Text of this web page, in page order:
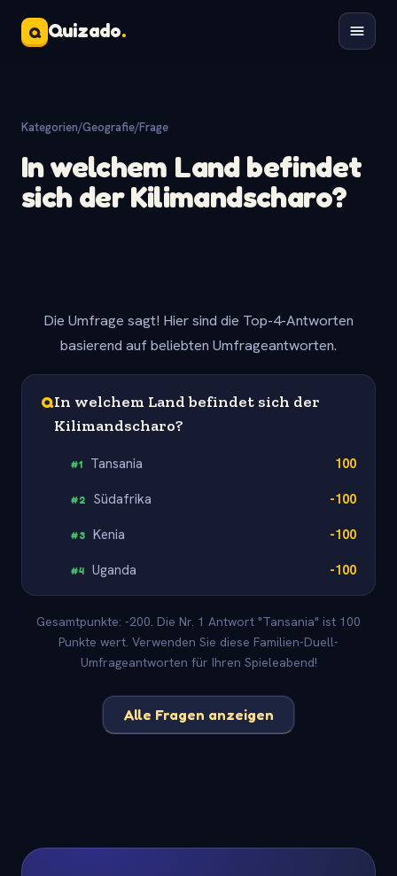
Q Quizado.
Kategorien/Geografie/Frage
In welchem Land befindet
sich der Kilimandscharo?
Die Umfrage sagt! Hier sind die Top-4-Antworten
basierend auf beliebten Umfrageantworten.
QIn welchem Land befindet sich der
Kilimandscharo?
#1 Tansania 100
#2 Südafrika -100
#3 Kenia -100
#4 Uganda -100
Gesamtpunkte: -200. Die Nr. 1 Antwort "Tansania" ist 100
Punkte wert. Verwenden Sie diese Familien-Duell-
Umfrageantworten für Ihren Spieleabend!
Alle Fragen anzeigen